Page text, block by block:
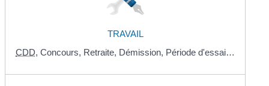
TRAVAIL
CDD, Concours, Retraite, Démission, Période d'essai…